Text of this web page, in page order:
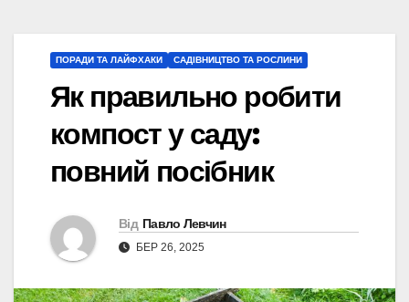
ПОРАДИ ТА ЛАЙФХАКИ САДІВНИЦТВО ТА РОСЛИНИ
Як правильно робити
компост у саду:
повний посібник
Від Павло Левчин
БЕР 26, 2025